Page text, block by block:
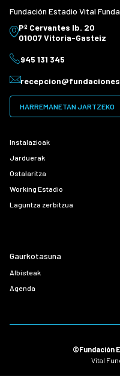
Fundación Estadio Vital
Pº Cervantes Ib. 20
01007 Vitoria-Gasteiz
945 131 345
HARREMANETAN JARTZEKO
Instalazioak
Jarduerak
Ostalaritza
Working Estadio
Laguntza zerbitzua
Gaurkotasuna
Albisteak
Agenda
©Fundación
Vital